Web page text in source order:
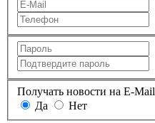
Получать новости на E-Mail
Да
Нет